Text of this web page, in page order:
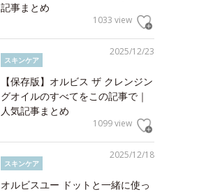
記事まとめ
1033 view
2025/12/23
スキンケア
【保存版】オルビス ザ クレンジン
グオイルのすべてをこの記事で｜
人気記事まとめ
1099 view
2025/12/18
スキンケア
オルビスユー ドットと一緒に使っ